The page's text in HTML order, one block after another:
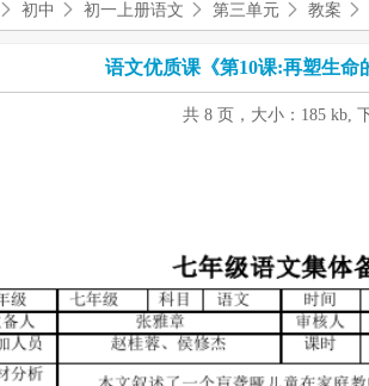
初中 初一上册语文 第三单元 教案
语文优质课《第10课:再塑生命
共 8 页，大小：185 kb,